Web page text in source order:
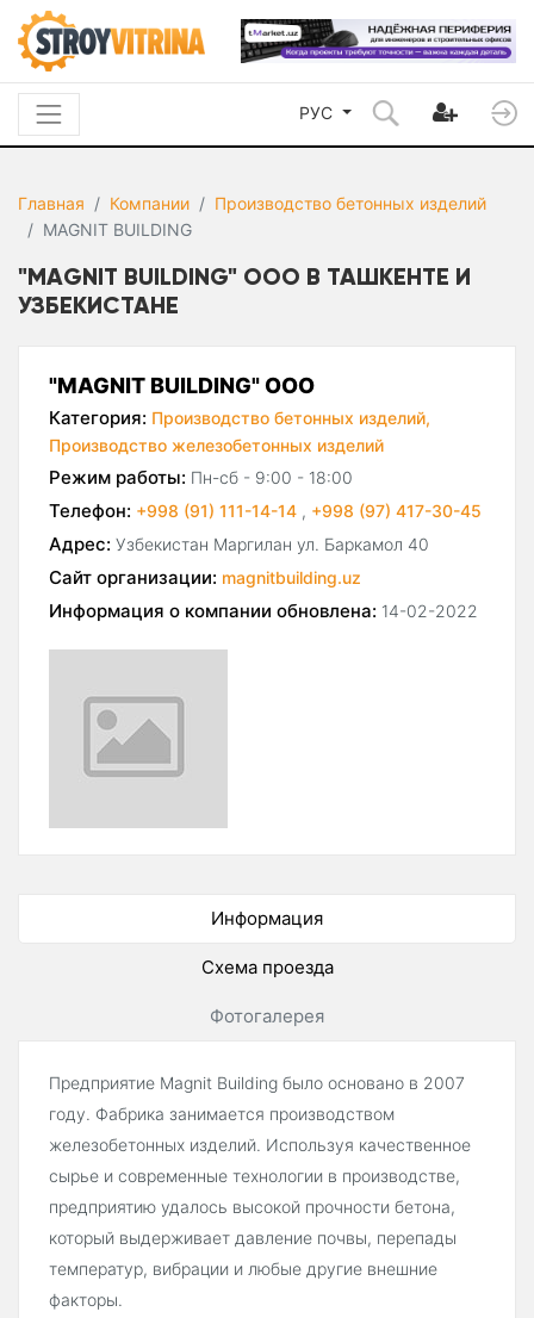
РУС
Главная Компании
Производство бетонных изделий
MAGNIT BUILDING
"MAGNIT BUILDING" ООО В ТАШКЕНТЕ И
УЗБЕКИСТАНЕ
"MAGNIT BUILDING" ООО
Категория: Производство бетонных изделий,
Производство железобетонных изделий
Режим работы: Пн-сб - 9:00 - 18:00
Телефон: +998 (91) 111-14-14 , +998 (97) 417-30-45
Адрес: Узбекистан Маргилан ул. Баркамол 40
Сайт организации: magnitbuilding.uz
Информация о компании обновлена: 14-02-2022
Информация
Схема проезда
Фотогалерея
Предприятие Magnit Building было основано в 2007
году. Фабрика занимается производством
железобетонных изделий. Используя качественное
сырье и современные технологии в производстве,
предприятию удалось высокой прочности бетона,
который выдерживает давление почвы, перепады
температур, вибрации и любые другие внешние
факторы.